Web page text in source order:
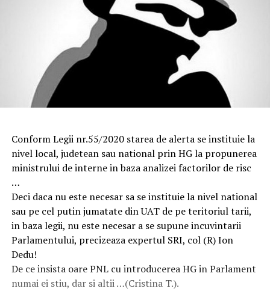
Conform Legii nr.55/2020 starea de alerta se instituie la
nivel local, judetean sau national prin HG la propunerea
ministrului de interne in baza analizei factorilor de risc
…
Deci daca nu este necesar sa se instituie la nivel national
sau pe cel putin jumatate din UAT de pe teritoriul tarii,
in baza legii, nu este necesar a se supune incuvintarii
Parlamentului, precizeaza expertul SRI, col (R) Ion
Dedu!
De ce insista oare PNL cu introducerea HG in Parlament
numai ei stiu, dar si altii …(Cristina T.).